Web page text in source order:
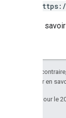
Pour en
Sauf indication
. Pour en
Dernière mise à jour le